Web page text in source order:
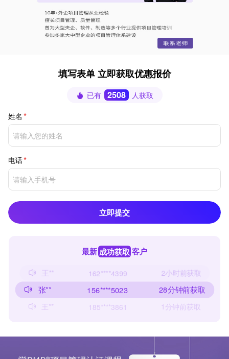
填写表单 立即获取优惠报价
已有 2508 人获取
姓名
电话
立即提交
最新 成功获取 客户
185****3861
王** 162****4399 2小时前获取
张** 156****5023 28分钟前获取
王** 185****3861
1分钟前获取